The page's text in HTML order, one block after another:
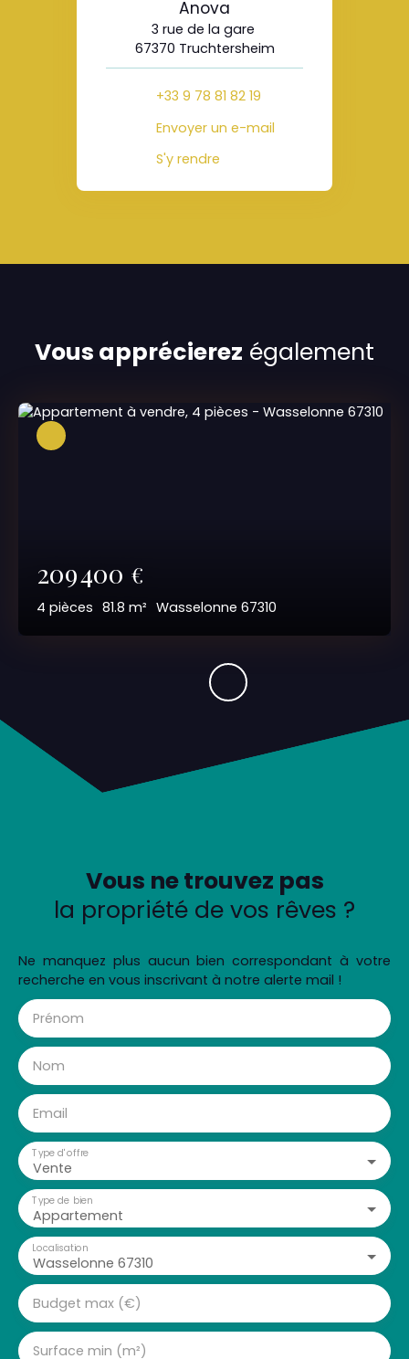
Anova
3 rue de la gare
67370 Truchtersheim
+33 9 78 81 82 19
Envoyer un e-mail
S'y rendre
Vous apprécierez également
209 400 €
4 pièces 81.8 m² Wasselonne 67310
Vous ne trouvez pas
la propriété de vos rêves ?
Ne manquez plus aucun bien correspondant à votre
recherche en vous inscrivant à notre alerte mail !
Prénom
Nom
Email
Vente
Type d'offre
Appartement
Type de bien
Wasselonne 67310
Localisation
Budget max (€)
Surface min (m²)